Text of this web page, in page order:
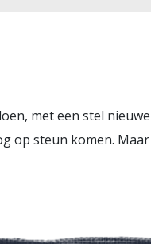
met een stel
op steun komen.